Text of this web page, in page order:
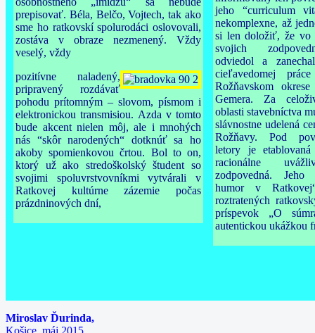
prepisovať. Béla, Belčo, Vojtech, tak ako
sme ho ratkovskí spolurodáci oslovovali,
zostáva v obraze nezmenený. Vždy
veselý, vždy
pozitívne naladený,
pripravený rozdávať
pohodu prítomným – slovom, písmom i
elektronickou transmisiou. Azda v tomto
bude akcent nielen môj, ale i mnohých
nás “skôr narodených“ dotknúť sa ho
akoby spomienkovou črtou. Bol to on,
ktorý už ako stredoškolský študent so
svojimi spoluvrstvovníkmi vytvárali v
Ratkovej kultúrne zázemie počas
prázdninových dní,
jeho “curriculum
nekomplexne, až
si len doložiť, že vo
svojich
odviedol a
cieľavedomej
Rožňavskom
Gemera. Za
oblasti stavebníctva
slávnostne udelená
Rožňavy. Pod
letory je
racionálne
zodpovedná.
humor v
roztratených
príspevok „O
autentickou ukážkou
Miroslav Ďurinda,
Košice, máj 2015